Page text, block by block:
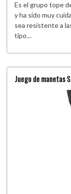
Es el grupo tope
y ha sido muy
sea resistente a
tipo…
Juego de manetas